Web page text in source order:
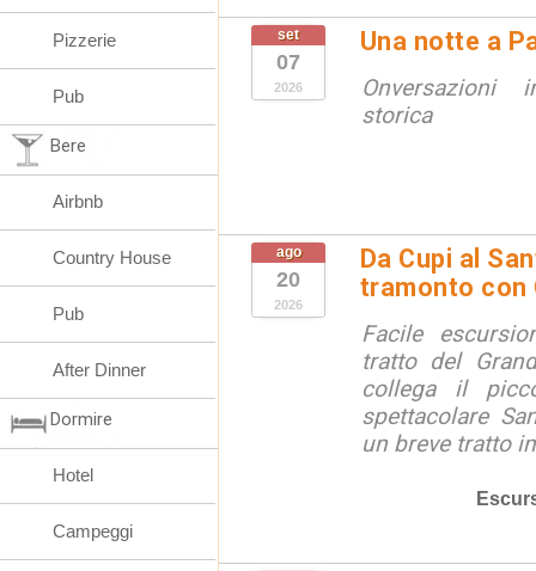
set
07
2026
Una notte a
Onversazioni
storica
ago
20
2026
Da Cupi al
tramonto con
Facile
tratto del
collega il
spettacolare
un breve tratto
Pizzerie
Pub
Bere
Airbnb
Country House
Pub
After Dinner
Dormire
Hotel
Campeggi